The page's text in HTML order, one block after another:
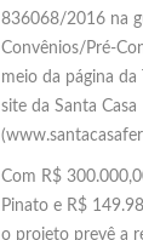
836068/2016 na
Convênios/Pré-
meio da página da
site da Santa Casa
Com R$
Pinato e R$
o projeto prevê a